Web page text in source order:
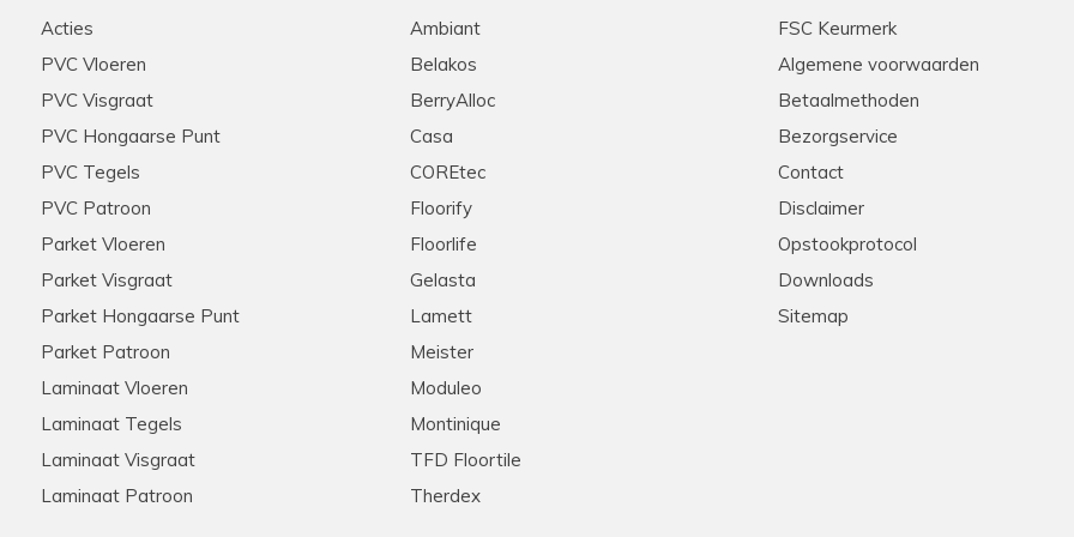
zouden aanschaffen
keuze gemaakt
ook de woonkamer en de
na wat zoekwerk een
dit werd snel en zonder
, met zeer ruime
raden ze aan iedereen aan!
zijn klanten! Meerdere
via de telefoon. Kent zijn
hartelijk bedankt
28-11-2025
Aanrader in alle opzichten!
Meedenkend, flexibel, snelle levering, goede prijs-kwaliteit. Heel erg
tevreden klanten hier!
Acties
PVC Vloeren
PVC Visgraat
PVC Hongaarse Punt
PVC Tegels
PVC Patroon
Parket Vloeren
Parket Visgraat
Parket Hongaarse Punt
Parket Patroon
Laminaat Vloeren
Laminaat Tegels
Laminaat Visgraat
Laminaat Patroon
Ambiant
Belakos
BerryAlloc
Casa
COREtec
Floorify
Floorlife
Gelasta
Lamett
Meister
Moduleo
Montinique
TFD Floortile
Therdex
FSC Keurmerk
Algemene voorwaarden
Betaalmethoden
Bezorgservice
Contact
Disclaimer
Opstookprotocol
Downloads
Sitemap